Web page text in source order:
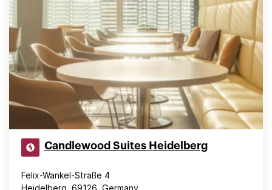
Candlewood Suites Heidelberg
Felix-Wankel-Straße 4
Heidelberg, 69126, Germany